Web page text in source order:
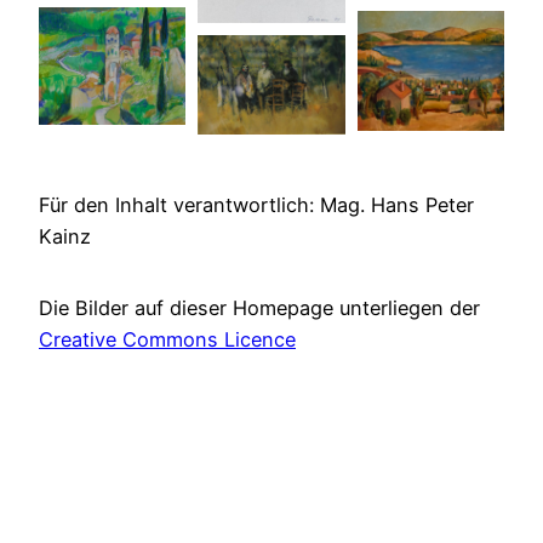
Für den Inhalt verantwortlich: Mag. Hans Peter
Kainz
Die Bilder auf dieser Homepage unterliegen der
Creative Commons Licence